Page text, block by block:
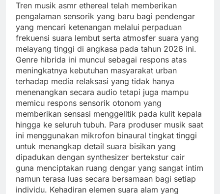
Tren musik asmr ethereal telah memberikan
pengalaman sensorik yang baru bagi pendengar
yang mencari ketenangan melalui perpaduan
frekuensi suara lembut serta atmosfer suara yang
melayang tinggi di angkasa pada tahun 2026 ini.
Genre hibrida ini muncul sebagai respons atas
meningkatnya kebutuhan masyarakat urban
terhadap media relaksasi yang tidak hanya
menenangkan secara audio tetapi juga mampu
memicu respons sensorik otonom yang
memberikan sensasi menggelitik pada kulit kepala
hingga ke seluruh tubuh. Para produser musik saat
ini menggunakan mikrofon binaural tingkat tinggi
untuk menangkap detail suara bisikan yang
dipadukan dengan synthesizer bertekstur cair
guna menciptakan ruang dengar yang sangat intim
namun terasa luas secara bersamaan bagi setiap
individu. Kehadiran elemen suara alam yang